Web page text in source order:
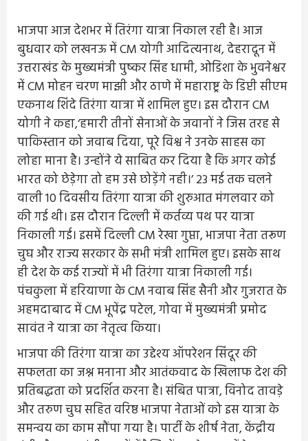
भाजपा आज देशभर में तिरंगा यात्रा निकाल रही है। आज
बुधवार को लखनऊ में CM योगी आदित्यनाथ, देहरादून में
उत्तराखंड के मुख्यमंत्री पुष्कर सिंह धामी, ओडिशा के भुवनेश्वर
में CM मोहन चरण माझी और ठाणे में महाराष्ट्र के डिप्टी सीएम
एकनाथ शिंदे तिरंगा यात्रा में शामिल हुए। इस दौरान CM
योगी ने कहा,‘हमारी तीनों सेनाओं के जवानों ने जिस तरह से
पाकिस्तान को जवाब दिया, पूरे विश्व ने उनके साहस का
लोहा माना है। उन्होंने ये साबित कर दिया है कि अगर कोई
भारत को छेड़ेगा तो हम उसे छोड़ेंगे नही।’ 23 मई तक चलने
वाली 10 दिवसीय तिरंगा यात्रा की शुरुआत मंगलवार को
की गई थी। इस दौरान दिल्ली में कर्तव्य पथ पर यात्रा
निकाली गई। इसमें दिल्ली CM रेखा गुप्ता, भाजपा नेता तरूण
चुघ और राज्य सरकार के सभी मंत्री शामिल हुए। इसके साथ
ही देश के कई राज्यों में भी तिरंगा यात्रा निकाली गई।
पंचकुला में हरियाणा के CM नवाब सिंह सैनी और गुजरात के
अहमदाबाद में CM भूपेंद्र पटेल, गोवा में मुख्यमंत्री प्रमोद
सावंत ने यात्रा का नेतृत्व किया।
भाजपा की तिरंगा यात्रा का उद्देश्य ऑपरेशन सिंदूर की
सफलता का जश्न मनाना और आतंकवाद के खिलाफ देश की
प्रतिबद्धता को प्रदर्शित करना है। संबित पात्रा, विनोद तावड़े
और तरुण चुघ सहित वरिष्ठ भाजपा नेताओं को इस यात्रा के
समन्वय का काम सौंपा गया है। पार्टी के शीर्ष नेता, केंद्रीय